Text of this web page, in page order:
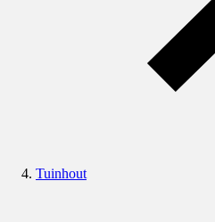
Tuinhout